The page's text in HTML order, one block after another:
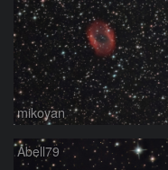
mikoyan
Abell79